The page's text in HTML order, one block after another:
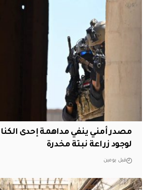
مصدر أمني ينفي مداهمة إحدى
لوجود زراعة نبتة مخدرة
قبل يومين